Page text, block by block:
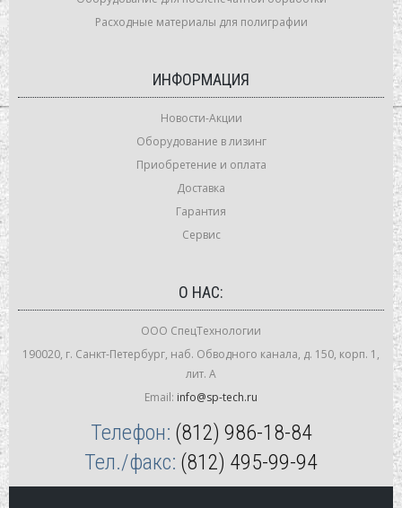
Расходные материалы для полиграфии
ИНФОРМАЦИЯ
Новости-Акции
Оборудование в лизинг
Приобретение и оплата
Доставка
Гарантия
Сервис
О НАС:
ООО СпецТехнологии
190020, г. Санкт-Петербург, наб. Обводного канала, д. 150, корп. 1,
лит. А
Email: info@sp-tech.ru
Телефон: (812) 986-18-84
Тел./факс: (812) 495-99-94